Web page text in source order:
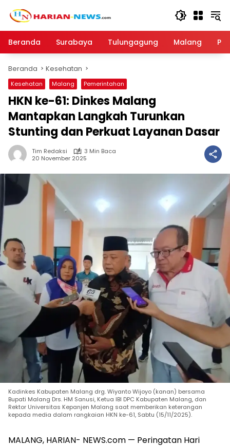
Beranda
Surabaya Tulungagung Malang
Beranda Kesehatan
Kesehatan Malang Pemerintahan
HKN ke-61: Dinkes Malang
Mantapkan Langkah Turunkan
Stunting dan Perkuat Layanan Dasar
Tim Redaksi
3 Min Baca
20 November 2025
Kadinkes Kabupaten Malang drg. Wiyanto Wijoyo (kanan) bersama
Bupati Malang Drs. HM Sanusi, Ketua IBI DPC Kabupaten Malang, dan
Rektor Universitas Kepanjen Malang saat memberikan keterangan
kepada media dalam rangkaian HKN ke-61, Sabtu (15/11/2025).
MALANG, HARIAN- NEWS.com — Peringatan Hari